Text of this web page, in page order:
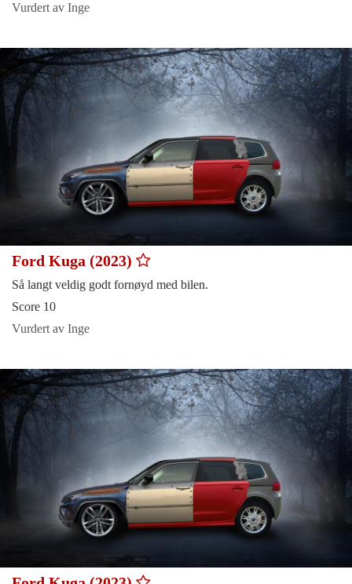
Vurdert av Inge
Ford Kuga (2023)
Så langt veldig godt fornøyd med bilen.
Score 10
Vurdert av Inge